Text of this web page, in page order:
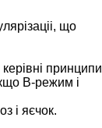
що
принципи
B-режим і
і яєчок.